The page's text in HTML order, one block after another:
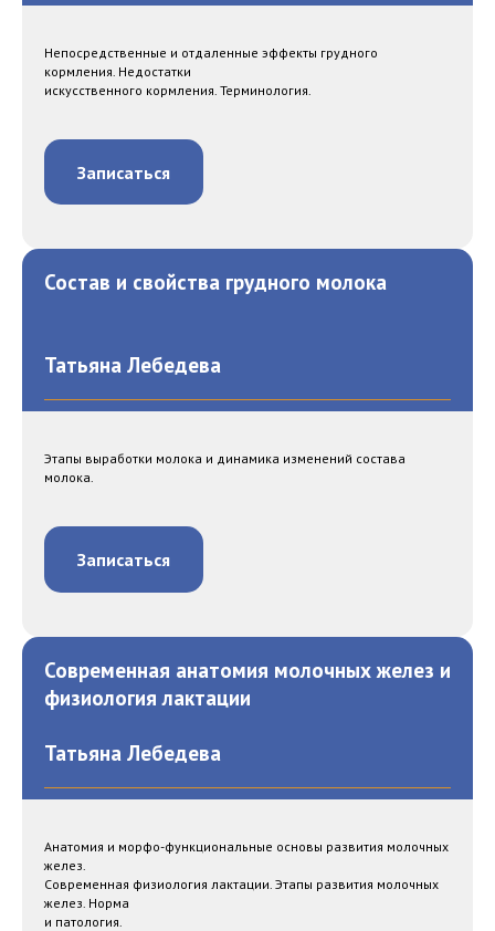
Непосредственные и отдаленные эффекты грудного
кормления. Недостатки
искусственного кормления. Терминология.
Записаться
Состав и свойства грудного молока
Татьяна Лебедева
Этапы выработки молока и динамика изменений состава
молока.
Записаться
Современная анатомия молочных желез и
физиология лактации
Татьяна Лебедева
Анатомия и морфо-функциональные основы развития молочных
желез.
Современная физиология лактации. Этапы развития молочных
желез. Норма
и патология.